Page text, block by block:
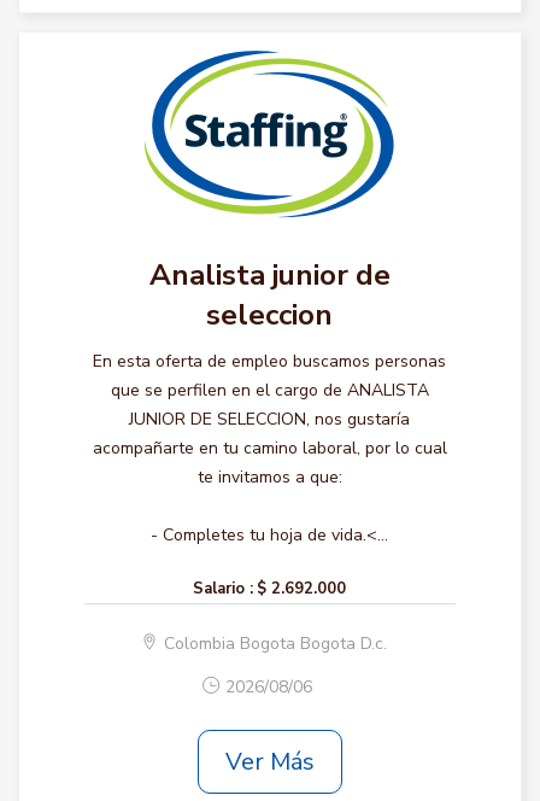
Analista junior de
seleccion
En esta oferta de empleo buscamos personas
que se perfilen en el cargo de ANALISTA
JUNIOR DE SELECCION, nos gustaría
acompañarte en tu camino laboral, por lo cual
te invitamos a que:
- Completes tu hoja de vida.<...
Salario : $ 2.692.000
Colombia Bogota Bogota D.c.
2026/08/06
Ver Más